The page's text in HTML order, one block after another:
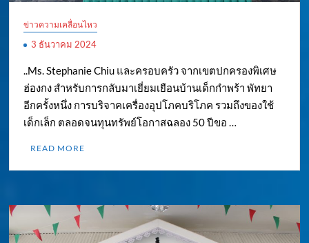
ข่าวความเคลื่อนไหว
3 ธันวาคม 2024
..Ms. Stephanie Chiu และครอบครัว จากเขตปกครองพิเศษ
ฮ่องกง สำหรับการกลับมาเยี่ยมเยือนบ้านเด็กกำพร้า พัทยา
อีกครั้งหนึ่ง การบริจาคเครื่องอุปโภคบริโภค รวมถึงของใช้
เด็กเล็ก ตลอดจนทุนทรัพย์โอกาสฉลอง 50 ปีขอ …
READ MORE